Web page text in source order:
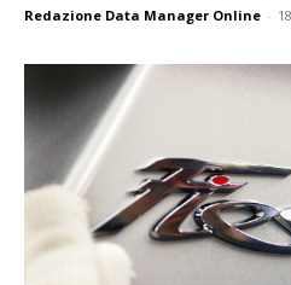
Redazione Data Manager Online -